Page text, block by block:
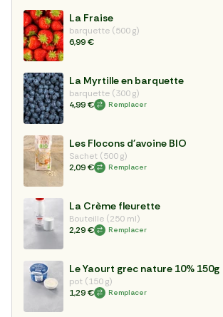
La Fraise
barquette (500 g)
6,99 €
La Myrtille en barquette
barquette (300 g)
4,99 €
Remplacer
Les Flocons d'avoine BIO
Sachet (500 g)
2,09 €
Remplacer
La Crème fleurette
Bouteille (250 ml)
2,29 €
Remplacer
Le Yaourt grec nature 10% 150g
pot (150 g)
1,29 €
Remplacer